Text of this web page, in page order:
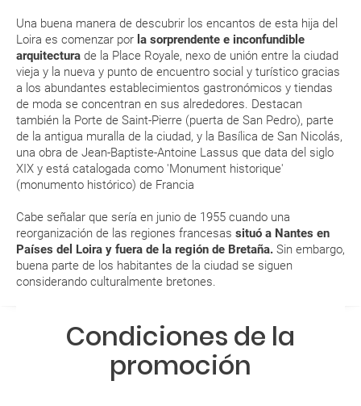
Una buena manera de descubrir los encantos de esta hija del
Loira es comenzar por la sorprendente e inconfundible
arquitectura de la Place Royale, nexo de unión entre la ciudad
vieja y la nueva y punto de encuentro social y turístico gracias
a los abundantes establecimientos gastronómicos y tiendas
de moda se concentran en sus alrededores. Destacan
también la Porte de Saint-Pierre (puerta de San Pedro), parte
de la antigua muralla de la ciudad, y la Basílica de San Nicolás,
una obra de Jean-Baptiste-Antoine Lassus que data del siglo
XIX y está catalogada como 'Monument historique'
(monumento histórico) de Francia
Cabe señalar que sería en junio de 1955 cuando una
reorganización de las regiones francesas situó a Nantes en
Países del Loira y fuera de la región de Bretaña. Sin embargo,
buena parte de los habitantes de la ciudad se siguen
considerando culturalmente bretones.
MODIFICACIÓN ó CANCELACIÓN ¿Puedo anular o
modificar una reserva del viaje? ¿Qué gastos puede
generar una anulación o modificación del viaje?
¿Qué caducidad debe tener mi pasaporte para ir
a...?
¿Con cuánta antelación tengo que estar en el
aeropuerto?
RESERVAR ¿Cómo puedo reservar un viaje de
paquete vacacional en la página web?
quedado de pendiente de confirmación ¿Cómo
sabré si se confirma el viaje?
¿Cómo sé si hay plazas disponibles en el viaje que
Condiciones de la
promoción